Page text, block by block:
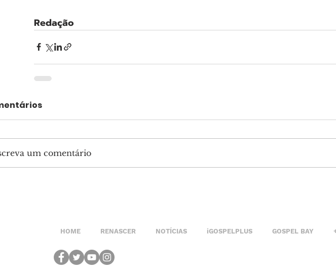
Redação
um comentário
HOME RENASCER NOTÍCIAS iGOSPELPLUS GOSPEL BAY